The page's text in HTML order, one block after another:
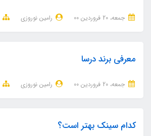
جمعه، 20 فروردین 00 رامین نوروزی
معرفی برند درسا
جمعه، 20 فروردین 00 رامین نوروزی
کدام سینک بهتر است؟